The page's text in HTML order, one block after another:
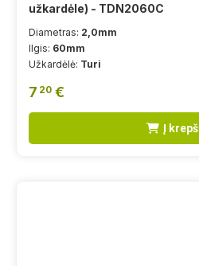
užkardėle) - TDN2060C
Diametras: 2,0mm
Ilgis: 60mm
Užkardėlė: Turi
7 20 €
Į